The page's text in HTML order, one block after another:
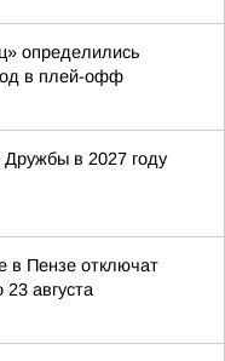
определились
в плей-офф
Дружбы в 2027 году
в Пензе отключат
августа